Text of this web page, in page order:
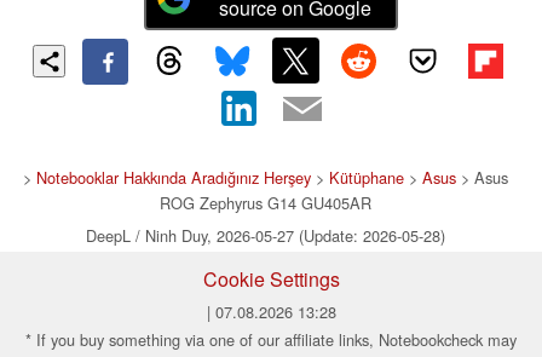
source on Google
> Notebooklar Hakkında Aradığınız Herşey> Kütüphane> Asus> Asus
ROG Zephyrus G14 GU405AR
DeepL / Ninh Duy, 2026-05-27 (Update: 2026-05-28)
Cookie Settings
| 07.08.2026 13:28
* If you buy something via one of our affiliate links, Notebookcheck may